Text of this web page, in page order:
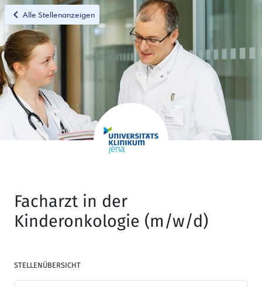
chevron_leftAlle Stellenanzeigen
Facharzt in der
Kinderonkologie (m/w/d)
STELLENÜBERSICHT